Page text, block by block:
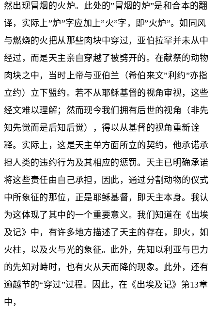
然出现冒烟的火炉。此处的”冒烟的炉”是和合本的翻
译，实际上”炉”字应加上”火”字，即”火炉”。如同风
与燃烧的火把从那些肉块中穿过，亚伯拉罕并未从中
经过，而是天主亲自穿越了被劈开的。在献祭的动物
肉块之中，当时上帝与亚伯兰（希伯来文”利约”亦指
立约）立下盟约。若不从耶稣基督的视角审视，这些
经文难以理解；然而现今我们拥有后世的视角（非先
知先觉而是后知后觉），得以从基督的视角重新诠
释。实际上，这是天主单方面所立的契约，他承诺承
担人类的违约行为及其相应的惩罚。天主已明确承诺
将这些责任由自己承担，因此，通过分割动物的仪式
中所象征的那位，正是耶稣基督，即天主本身。我认
为这体现了其中的一个重要意义。我们知道在《出埃
及记》中，有许多地方描述了天主的存在，即火，如
火柱，以及火与光的象征。此外，先知以利亚与巴力
的先知对峙时，也有火从天而降的现象。此外，还有
逾越节的“穿过”过程。因此，在《出埃及记》第13章
中，